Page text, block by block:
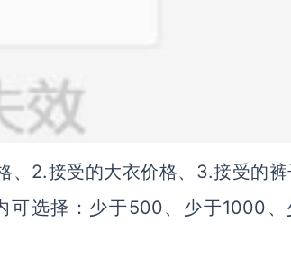
、2.接受的大衣价格、3.接受的
可选择：少于500、少于1000、